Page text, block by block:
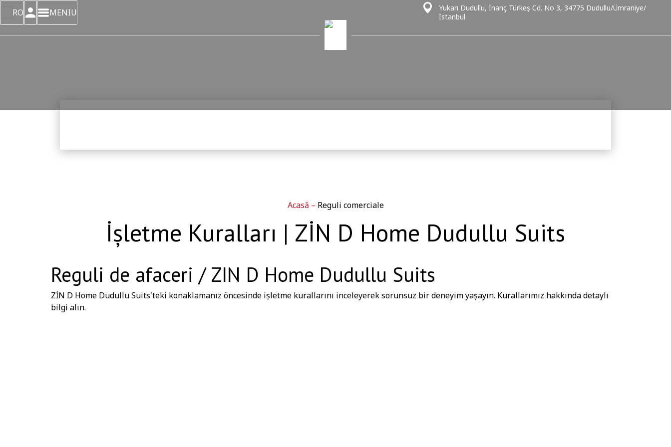
RO MENIU
Yukarı Dudullu, İnanç Türkeş Cd. No 3, 34775 Dudullu/Ümraniye/
İstanbul
Acasă – Reguli comerciale
İşletme Kuralları | ZİN D Home Dudullu Suits
Reguli de afaceri / ZIN D Home Dudullu Suits
ZİN D Home Dudullu Suits'teki konaklamanız öncesinde işletme kurallarını inceleyerek sorunsuz bir deneyim yaşayın. Kurallarımız hakkında detaylı
bilgi alın.